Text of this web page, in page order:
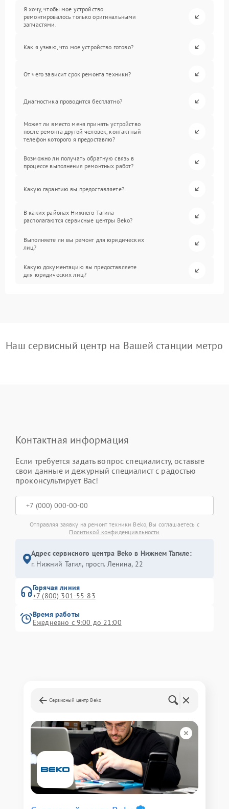
Я хочу, чтобы мое устройство
ремонтировалось только оригинальными
запчастями.
Как я узнаю, что мое устройство готово?
От чего зависит срок ремонта техники?
Диагностика проводится бесплатно?
Может ли вместо меня принять устройство
после ремонта другой человек, контактный
телефон которого я предоставлю?
Возможно ли получать обратную связь в
процессе выполнения ремонтных работ?
Какую гарантию вы предоставляете?
В каких районах Нижнего Тагила
располагаются сервисные центры Beko?
Выполняете ли вы ремонт для юридических
лиц?
Какую документацию вы предоставляете
для юридических лиц?
Наш сервисный центр на Вашей станции метро
Контактная информация
Если требуется задать вопрос специалисту, оставьте
свои данные и дежурный специалист с радостью
проконсультирует Вас!
Отправляя заявку на ремонт техники Beko, Вы соглашаетесь с
Политикой конфиденциальности
Адрес сервисного центра Beko в Нижнем Тагиле:
г. Нижний Тагил, просп. Ленина, 22
Горячая линия
+7 (800) 301-55-83
Время работы
Ежедневно с 9:00 до 21:00
Сервисный центр Beko